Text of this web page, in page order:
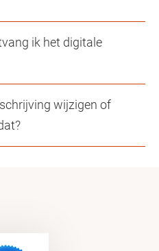
ik het digitale
wijzigen of